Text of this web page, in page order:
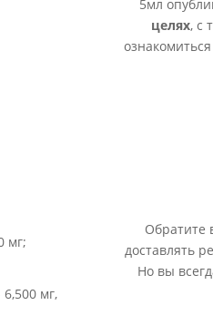
мг;
мг,
5мл
целях, с
Обратите
доставлять
Но вы